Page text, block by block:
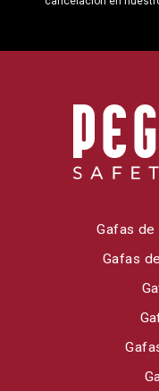
Gafas de
Gafas